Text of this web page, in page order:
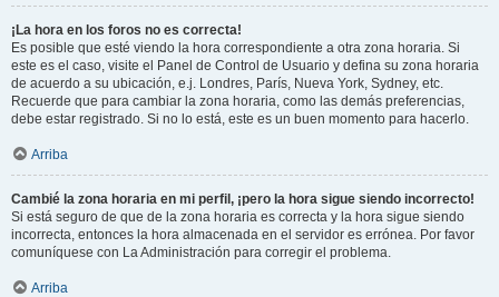
¡La hora en los foros no es correcta!
Es posible que esté viendo la hora correspondiente a otra zona horaria. Si
este es el caso, visite el Panel de Control de Usuario y defina su zona horaria
de acuerdo a su ubicación, e.j. Londres, París, Nueva York, Sydney, etc.
Recuerde que para cambiar la zona horaria, como las demás preferencias,
debe estar registrado. Si no lo está, este es un buen momento para hacerlo.
Arriba
Cambié la zona horaria en mi perfil, ¡pero la hora sigue siendo incorrecto!
Si está seguro de que de la zona horaria es correcta y la hora sigue siendo
incorrecta, entonces la hora almacenada en el servidor es errónea. Por favor
comuníquese con La Administración para corregir el problema.
Arriba